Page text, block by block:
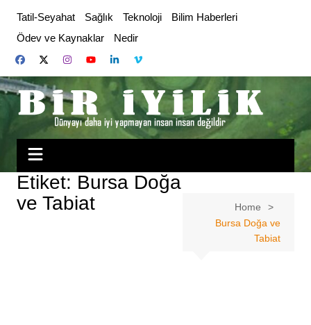
content
Tatil-Seyahat Sağlık Teknoloji
Bilim Haberleri
Ödev ve Kaynaklar
Nedir
Etiket: Bursa Doğa
ve Tabiat
Home
Bursa Doğa ve
Tabiat